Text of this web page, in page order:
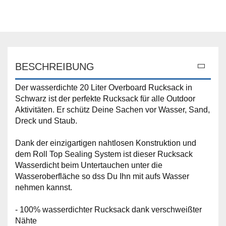
BESCHREIBUNG
Der wasserdichte 20 Liter Overboard Rucksack in
Schwarz ist der perfekte Rucksack für alle Outdoor
Aktivitäten. Er schütz Deine Sachen vor Wasser, Sand,
Dreck und Staub.
Dank der einzigartigen nahtlosen Konstruktion und
dem Roll Top Sealing System ist dieser Rucksack
Wasserdicht beim Untertauchen unter die
Wasseroberfläche so dss Du Ihn mit aufs Wasser
nehmen kannst.
- 100% wasserdichter Rucksack dank verschweißter
Nähte